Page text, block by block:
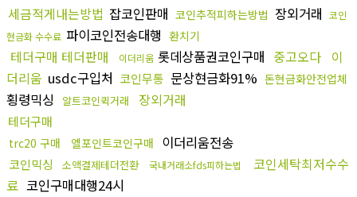
세금적게내는방법 잡코인판매 코인추적피하는방법 장외거래 코인
현금화 수수료 파이코인전송대행 환치기
테더구매 테더판매 이더리움 롯데상품권코인구매 중고오다 이
더리움 usdc구입처 코인무통 문상현금화91% 돈현금화안전업체
횡령믹싱 알트코인퀵거래 장외거래
테더구매
trc20 구매 엘포인트코인구매 이더리움전송
코인믹싱 소액결제테더전환 국내거래소fds피하는법
코인세탁최저수수
료 코인구매대행24시